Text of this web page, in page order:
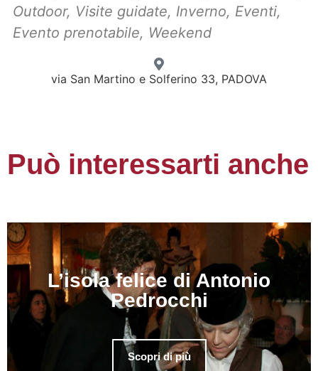
Outdoor, Visite guidate, Inverno, Eventi,
Evento prenotabile, Weekend
via San Martino e Solferino 33, PADOVA
Può interessarti anche
L’isola felice di Antonio
Pedrocchi
Scopri di più